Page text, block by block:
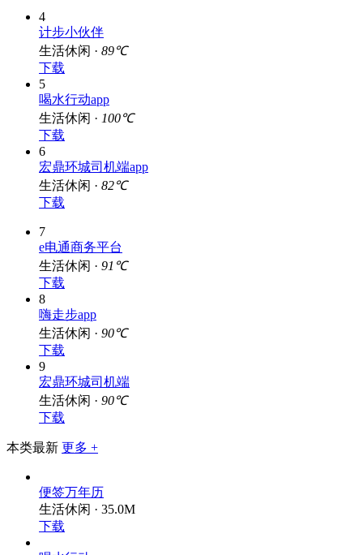
4
计步小伙伴
生活休闲 · 89℃
下载
5
喝水行动app
生活休闲 · 100℃
下载
6
宏鼎环城司机端app
生活休闲 · 82℃
下载
7
e电通商务平台
生活休闲 · 91℃
下载
8
嗨走步app
生活休闲 · 90℃
下载
9
宏鼎环城司机端
生活休闲 · 90℃
下载
本类最新 更多 +
便签万年历
生活休闲 · 35.0M
下载